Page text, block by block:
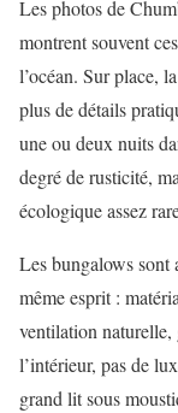
Les photos de
montrent souvent
l’océan. Sur place,
plus de détails
une ou deux nuits
degré de rusticité,
écologique assez
Les bungalows sont
même esprit :
ventilation naturelle,
l’intérieur, pas de
grand lit sous